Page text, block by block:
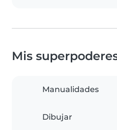
Mis
Manualidades
Dibujar